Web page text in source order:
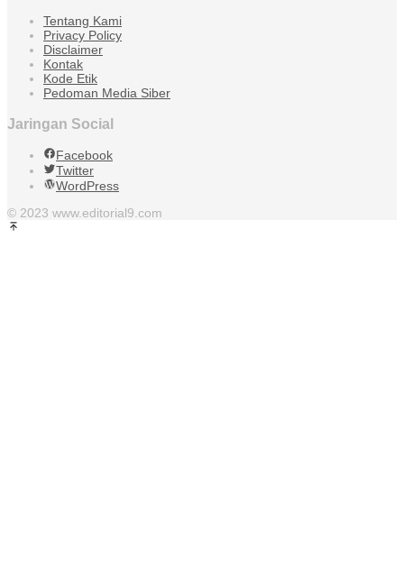
Tentang Kami
Privacy Policy
Disclaimer
Kontak
Kode Etik
Pedoman Media Siber
Jaringan Social
Facebook
Twitter
WordPress
© 2023 www.editorial9.com